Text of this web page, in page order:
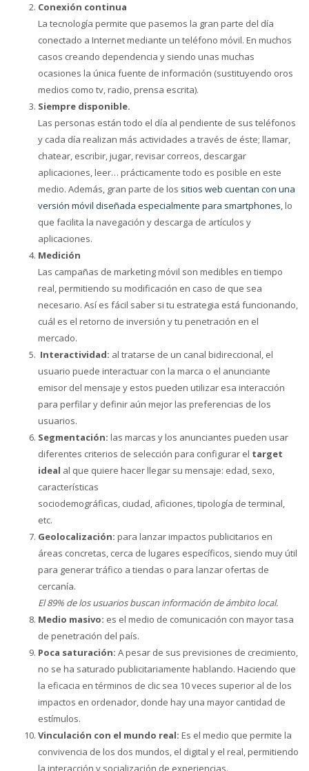
Conexión continua
La tecnología permite que pasemos la gran parte del día
conectado a Internet mediante un teléfono móvil. En muchos
casos creando dependencia y siendo unas muchas
ocasiones la única fuente de información (sustituyendo oros
medios como tv, radio, prensa escrita).
Siempre disponible.
Las personas están todo el día al pendiente de sus teléfonos
y cada día realizan más actividades a través de éste; llamar,
chatear, escribir, jugar, revisar correos, descargar
aplicaciones, leer… prácticamente todo es posible en este
medio. Además, gran parte de los sitios web cuentan con una
versión móvil diseñada especialmente para smartphones, lo
que facilita la navegación y descarga de artículos y
aplicaciones.
Medición
Las campañas de marketing móvil son medibles en tiempo
real, permitiendo su modificación en caso de que sea
necesario. Así es fácil saber si tu estrategia está funcionando,
cuál es el retorno de inversión y tu penetración en el
mercado.
Interactividad: al tratarse de un canal bidireccional, el
usuario puede interactuar con la marca o el anunciante
emisor del mensaje y estos pueden utilizar esa interacción
para perfilar y definir aún mejor las preferencias de los
usuarios.
Segmentación: las marcas y los anunciantes pueden usar
diferentes criterios de selección para configurar el target
ideal al que quiere hacer llegar su mensaje: edad, sexo,
características
sociodemográficas, ciudad, aficiones, tipología de terminal,
etc.
Geolocalización: para lanzar impactos publicitarios en
áreas concretas, cerca de lugares específicos, siendo muy útil
para generar tráfico a tiendas o para lanzar ofertas de
cercanía.
El 89% de los usuarios buscan información de ámbito local.
Medio masivo: es el medio de comunicación con mayor tasa
de penetración del país.
Poca saturación: A pesar de sus previsiones de crecimiento,
no se ha saturado publicitariamente hablando. Haciendo que
la eficacia en términos de clic sea 10 veces superior al de los
impactos en ordenador, donde hay una mayor cantidad de
estímulos.
Vinculación con el mundo real: Es el medio que permite la
convivencia de los dos mundos, el digital y el real, permitiendo